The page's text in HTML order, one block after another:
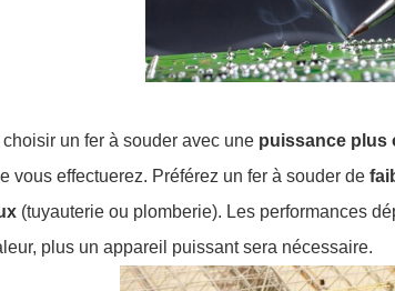
un fer à souder avec une puissance plus
vous effectuerez. Préférez un fer à souder de
(tuyauterie ou plomberie). Les performances
plus un appareil puissant sera nécessaire.